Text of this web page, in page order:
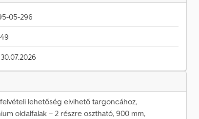
05-296
lehetőség elvihető targoncához,
oldalfalak – 2 részre osztható, 900 mm,